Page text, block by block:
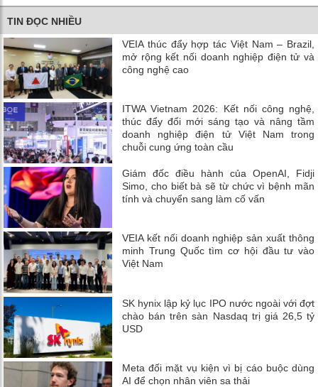
TIN ĐỌC NHIỀU
VEIA thúc đẩy hợp tác Việt Nam – Brazil,
mở rộng kết nối doanh nghiệp điện tử và
công nghệ cao
ITWA Vietnam 2026: Kết nối công nghệ,
thúc đẩy đổi mới sáng tạo và nâng tầm
doanh nghiệp điện tử Việt Nam trong
chuỗi cung ứng toàn cầu
Giám đốc điều hành của OpenAI, Fidji
Simo, cho biết bà sẽ từ chức vì bệnh mãn
tính và chuyển sang làm cố vấn
VEIA kết nối doanh nghiệp sản xuất thông
minh Trung Quốc tìm cơ hội đầu tư vào
Việt Nam
SK hynix lập kỷ lục IPO nước ngoài với đợt
chào bán trên sàn Nasdaq trị giá 26,5 tỷ
USD
Meta đối mặt vụ kiện vì bị cáo buộc dùng
AI để chọn nhân viên sa thải